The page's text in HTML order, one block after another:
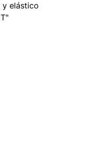
y elástico